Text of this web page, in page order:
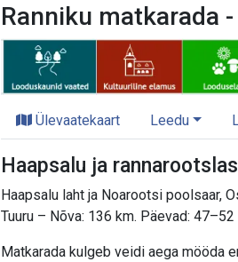
Ranniku matkarada
Ülevaatekaart Leedu
Haapsalu ja
Haapsalu laht ja Noarootsi poolsaar,
Tuuru – Nõva: 136 km. Päevad: 47–52
Matkarada kulgeb veidi aega mööda